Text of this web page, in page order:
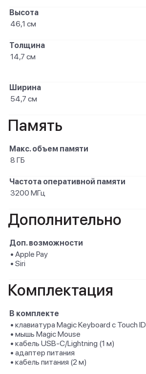
Высота
46,1 см
Толщина
14,7 см
Ширина
54,7 см
Память
Макс. объем памяти
8 ГБ
Частота оперативной памяти
3200 МГц
Дополнительно
Доп. возможности
• Apple Pay
• Siri
Комплектация
В комплекте
• клавиатура Magic Keyboard с Touch ID
• мышь Magic Mouse
• кабель USB-C/Lightning (1 м)
• адаптер питания
• кабель питания (2 м)